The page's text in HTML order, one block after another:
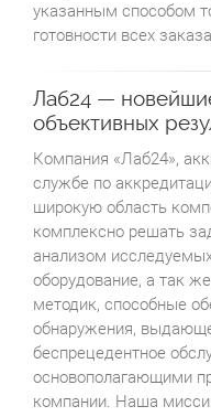
указанным способом
готовности всех
Лаб24 —
объективных
Компания «Лаб24»,
службе по
широкую область
комплексно решать
анализом
оборудование, а так
методик, способные
обнаружения,
беспрецедентное
основополагающими
компании. Наша